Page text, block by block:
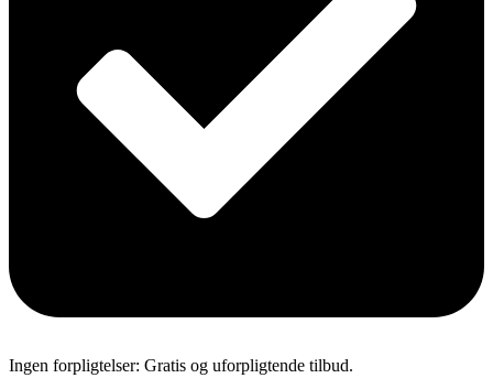
Ingen forpligtelser: Gratis og uforpligtende tilbud.